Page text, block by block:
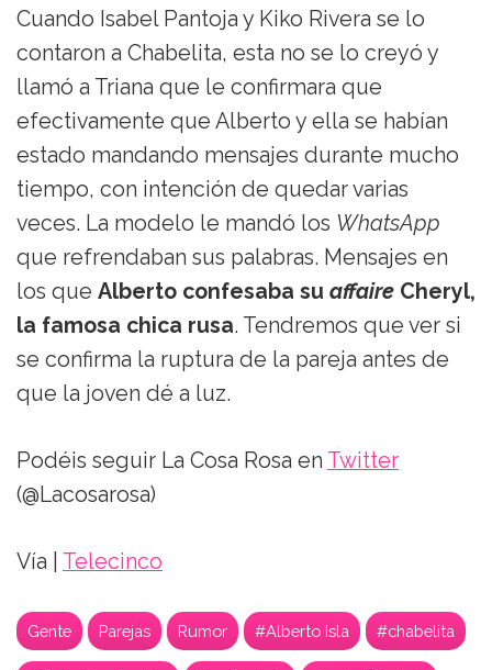
Cuando Isabel Pantoja y Kiko Rivera se lo
contaron a Chabelita, esta no se lo creyó y
llamó a Triana que le confirmara que
efectivamente que Alberto y ella se habían
estado mandando mensajes durante mucho
tiempo, con intención de quedar varias
veces. La modelo le mandó los WhatsApp
que refrendaban sus palabras. Mensajes en
los que Alberto confesaba su affaire Cheryl,
la famosa chica rusa. Tendremos que ver si
se confirma la ruptura de la pareja antes de
que la joven dé a luz.
Podéis seguir La Cosa Rosa en Twitter
(@Lacosarosa)
Vía | Telecinco
Gente Parejas Rumor #Alberto Isla #chabelita